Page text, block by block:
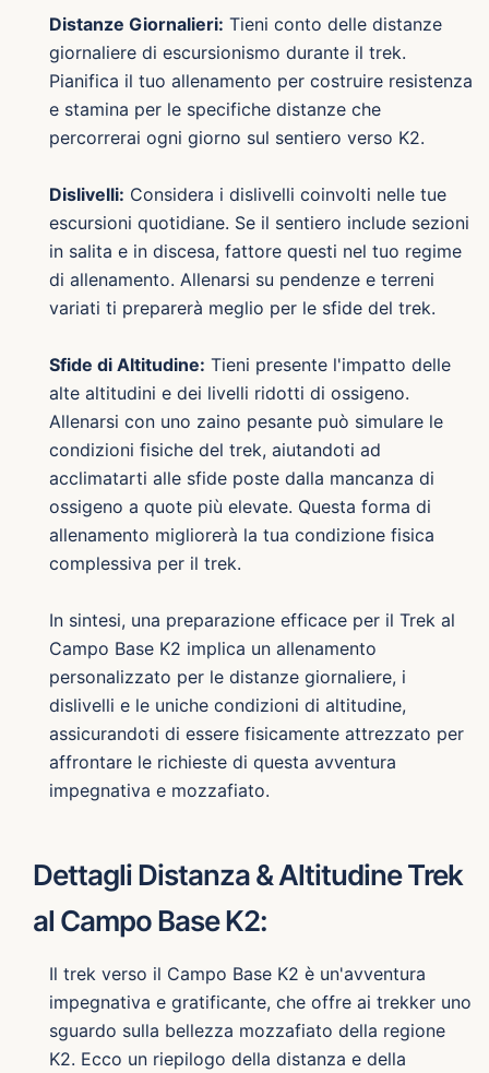
Distanze Giornalieri: Tieni conto delle distanze
giornaliere di escursionismo durante il trek.
Pianifica il tuo allenamento per costruire resistenza
e stamina per le specifiche distanze che
percorrerai ogni giorno sul sentiero verso K2.
Dislivelli: Considera i dislivelli coinvolti nelle tue
escursioni quotidiane. Se il sentiero include sezioni
in salita e in discesa, fattore questi nel tuo regime
di allenamento. Allenarsi su pendenze e terreni
variati ti preparerà meglio per le sfide del trek.
Sfide di Altitudine: Tieni presente l'impatto delle
alte altitudini e dei livelli ridotti di ossigeno.
Allenarsi con uno zaino pesante può simulare le
condizioni fisiche del trek, aiutandoti ad
acclimatarti alle sfide poste dalla mancanza di
ossigeno a quote più elevate. Questa forma di
allenamento migliorerà la tua condizione fisica
complessiva per il trek.
In sintesi, una preparazione efficace per il Trek al
Campo Base K2 implica un allenamento
personalizzato per le distanze giornaliere, i
dislivelli e le uniche condizioni di altitudine,
assicurandoti di essere fisicamente attrezzato per
affrontare le richieste di questa avventura
impegnativa e mozzafiato.
Dettagli Distanza & Altitudine Trek
al Campo Base K2:
Il trek verso il Campo Base K2 è un'avventura
impegnativa e gratificante, che offre ai trekker uno
sguardo sulla bellezza mozzafiato della regione
K2. Ecco un riepilogo della distanza e della